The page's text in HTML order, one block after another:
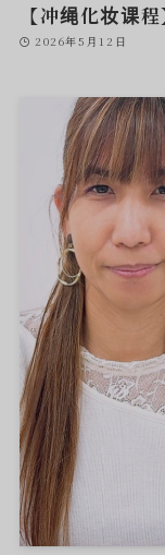
【冲绳化妆课
2026年5月12日